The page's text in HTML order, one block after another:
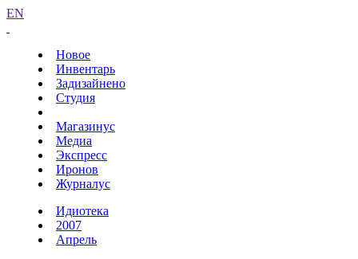
EN
Новое
Инвентарь
Задизайнено
Студия
Магазинус
Медиа
Экспресс
Иронов
Журналус
Идиотека
2007
Апрель